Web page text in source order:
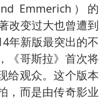
Emmerich）的
改变过大也曾遭到
年新版最突出的不
《哥斯拉》首次将
给观众。这个版本
，而是由传奇影业